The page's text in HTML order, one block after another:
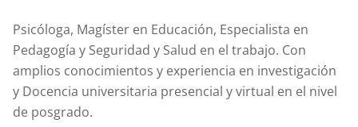
Psicóloga, Magíster en Educación, Especialista en
Pedagogía y Seguridad y Salud en el trabajo. Con
amplios conocimientos y experiencia en investigación
y Docencia universitaria presencial y virtual en el nivel
de posgrado.